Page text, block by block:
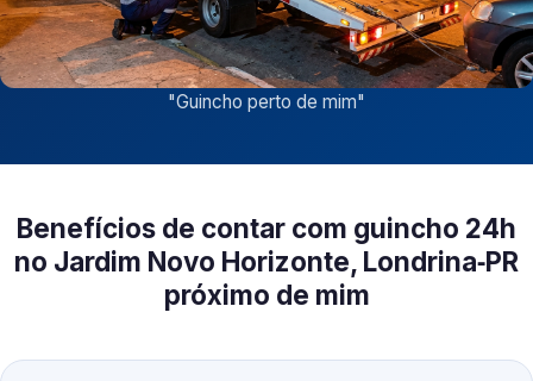
"Guincho perto de mim"
Benefícios de contar com guincho 24h
no Jardim Novo Horizonte, Londrina‑PR
próximo de mim